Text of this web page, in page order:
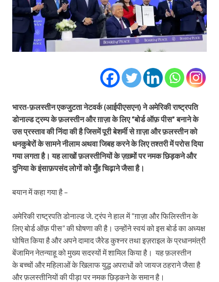
भारत-फ़लस्तीन एकजुटता नेटवर्क (आईपीएसएन) ने अमेरिकी राष्ट्रपति
डोनाल्ड ट्रम्प के फ़लस्तीन और ग़ाज़ा के लिए “बोर्ड ऑफ़ पीस” बनाने के
उस प्रस्ताव की निंदा की है जिसमें पूरी बेशर्मी से ग़ाज़ा और फ़लस्तीन को
धनकुबेरों के सामने नीलाम अथवा जिबह करने के लिए तश्तरी में परोस दिया
गया लगता है। यह लाखों फ़लस्तीनियों के ज़ख़्मों पर नमक छिड़कने और
दुनिया के इंसाफ़पसंद लोगों को मुँह चिढ़ाने जैसा है।
बयान में कहा गया है –
अमेरिकी राष्ट्रपति डोनाल्ड जे. ट्रंप ने हाल में “ग़ाज़ा और फिलिस्तीन के
लिए बोर्ड ऑफ़ पीस” की घोषणा की है। उन्होंने स्वयं को इस बोर्ड का अध्यक्ष
घोषित किया है और अपने दामाद जैरेड कुश्नर तथा इज़राइल के प्रधानमंत्री
बेंजामिन नेतन्याहू को मुख्य सदस्यों में शामिल किया है। यह फ़लस्तीन
के बच्चों और महिलाओं के खिलाफ युद्ध अपराधों को जायज ठहराने जैसा है
और फ़लस्तीनियों की पीड़ा पर नमक छिड़कने के समान है।